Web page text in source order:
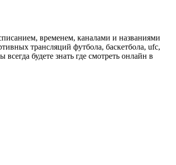
временем, каналами и названиями
трансляций футбола, баскетбола, ufc,
будете знать где смотреть онлайн в